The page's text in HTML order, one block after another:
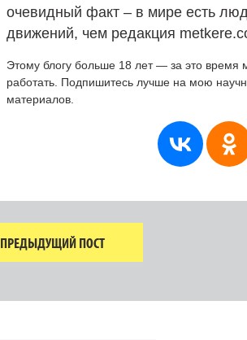
очевидный факт – в мире есть
движений, чем редакция
Этому блогу больше 18 лет — за это время
работать. Подпишитесь лучше на мою
материалов.
ПРЕДЫДУЩИЙ ПОСТ